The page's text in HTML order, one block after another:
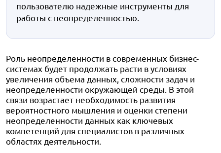
пользователю надежные инструменты для
работы с неопределенностью.
Роль неопределенности в современных бизнес-
системах будет продолжать расти в условиях
увеличения объема данных, сложности задач и
неопределенности окружающей среды. В этой
связи возрастает необходимость развития
вероятностного мышления и оценки степени
неопределенности данных как ключевых
компетенций для специалистов в различных
областях деятельности.